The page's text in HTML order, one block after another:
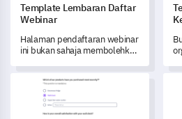
Template Lembaran Daftar
Webinar
Halaman pendaftaran webinar
ini bukan sahaja membolehkan
mendaftar peserta tetapi juga
membantu anda memahami
pilihan kandungan dan faktor
kehadiran mereka.
Templat Maklum Balas Program